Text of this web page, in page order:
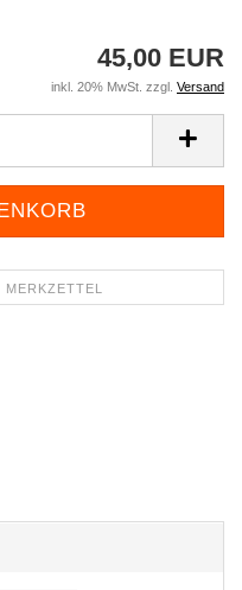
45,00 EUR
inkl. 20% MwSt. zzgl. Versand